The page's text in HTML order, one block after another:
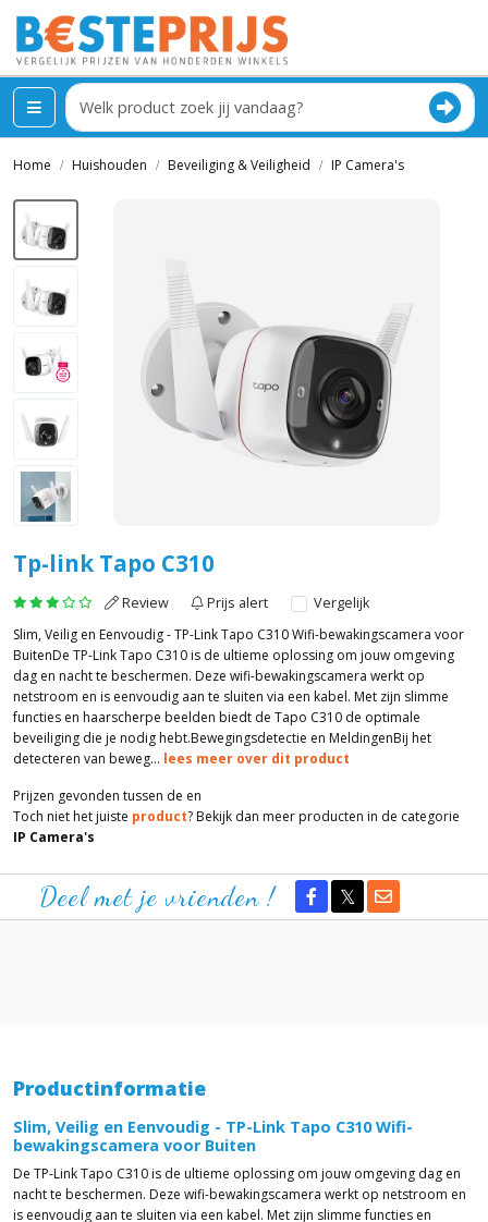
Home Huishouden Beveiliging & Veiligheid IP Camera's
Tp-link Tapo C310
Review Prijs alert
Vergelijk
Slim, Veilig en Eenvoudig - TP-Link Tapo C310 Wifi-bewakingscamera voor
BuitenDe TP-Link Tapo C310 is de ultieme oplossing om jouw omgeving
dag en nacht te beschermen. Deze wifi-bewakingscamera werkt op
netstroom en is eenvoudig aan te sluiten via een kabel. Met zijn slimme
functies en haarscherpe beelden biedt de Tapo C310 de optimale
beveiliging die je nodig hebt.Bewegingsdetectie en MeldingenBij het
detecteren van beweg... lees meer over dit product
Prijzen gevonden tussen de en
Toch niet het juiste product? Bekijk dan meer producten in de categorie
IP Camera's
Deel met je vrienden !
Productinformatie
Slim, Veilig en Eenvoudig - TP-Link Tapo C310 Wifi-
bewakingscamera voor Buiten
De TP-Link Tapo C310 is de ultieme oplossing om jouw omgeving dag en
nacht te beschermen. Deze wifi-bewakingscamera werkt op netstroom en
is eenvoudig aan te sluiten via een kabel. Met zijn slimme functies en